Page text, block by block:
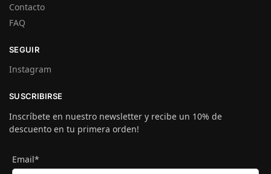
Contacto
FAQ
SEGUIR
Instagram
SUSCRIBIRSE
Inscríbete en nuestro newsletter y recibe un 10% de
descuento en tu primera orden!
Email*